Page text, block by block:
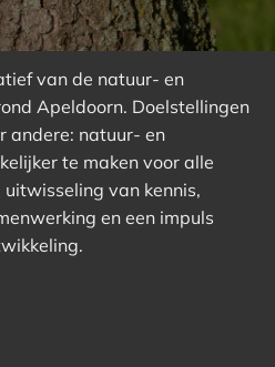
van de natuur- en
Apeldoorn. Doelstellingen
andere: natuur- en
te maken voor alle
van kennis,
en een impuls